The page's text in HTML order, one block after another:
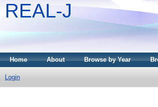
REAL-J
Home About Browse by Year
Login